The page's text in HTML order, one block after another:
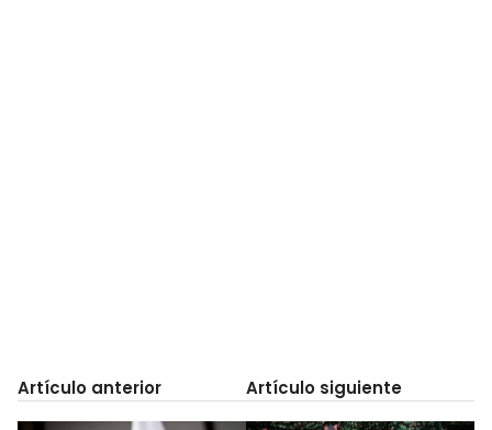
Artículo anterior Artículo siguiente